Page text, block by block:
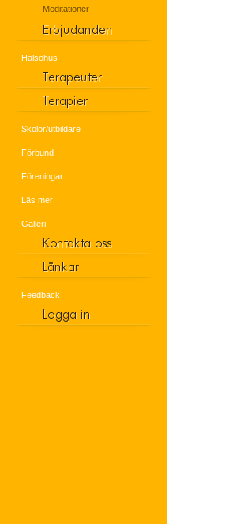
Meditationer
Hälsohus
Skolor/utbildare
Förbund
Föreningar
Läs mer!
Galleri
Feedback